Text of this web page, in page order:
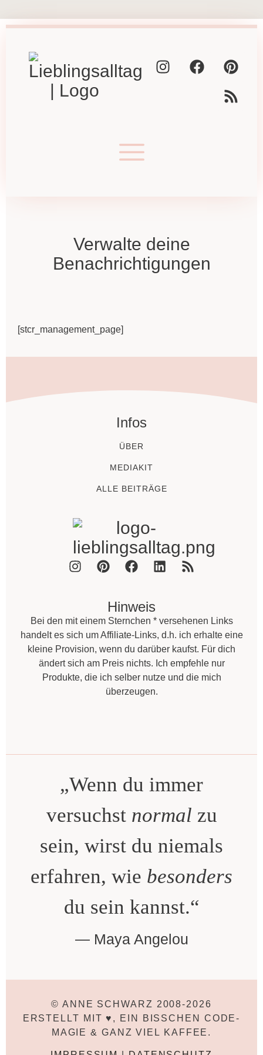
Verwalte deine
Benachrichtigungen
[stcr_management_page]
Infos
ÜBER
MEDIAKIT
ALLE BEITRÄGE
Hinweis
Bei den mit einem Sternchen * versehenen Links
handelt es sich um Affiliate-Links, d.h. ich erhalte eine
kleine Provision, wenn du darüber kaufst. Für dich
ändert sich am Preis nichts. Ich empfehle nur
Produkte, die ich selber nutze und die mich
überzeugen.
„Wenn du immer
versuchst normal zu
sein, wirst du niemals
erfahren, wie besonders
du sein kannst.“
Maya Angelou
© ANNE SCHWARZ 2008-2026
ERSTELLT MIT ♥, EIN BISSCHEN CODE-
MAGIE & GANZ VIEL KAFFEE.